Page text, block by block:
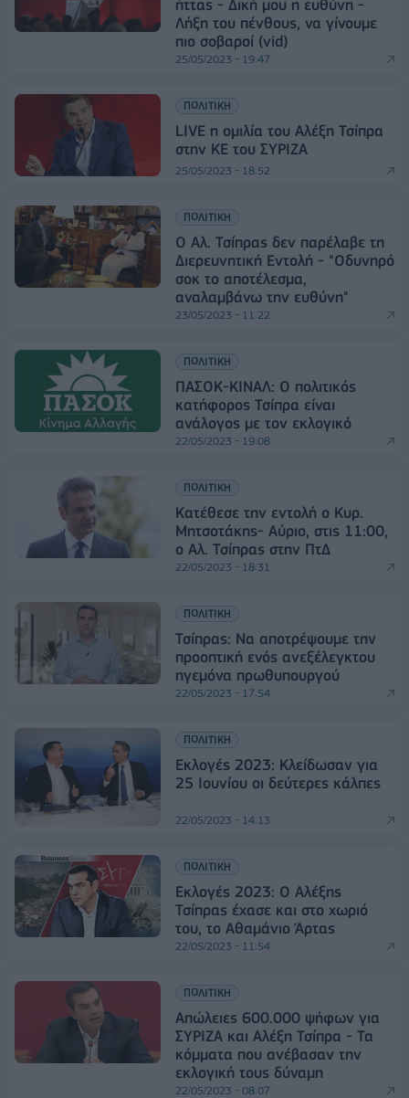
ήττας - Δική μου η ευθύνη -
Λήξη του πένθους, να γίνουμε
πιο σοβαροί (vid)
25/05/2023 - 19:47
ΠΟΛΙΤΙΚΗ
LIVE η ομιλία του Αλέξη Τσίπρα
στην ΚΕ του ΣΥΡΙΖΑ
25/05/2023 - 18:52
ΠΟΛΙΤΙΚΗ
Ο Αλ. Τσίπρας δεν παρέλαβε τη
Διερευνητική Εντολή - "Οδυνηρό
σοκ το αποτέλεσμα,
αναλαμβάνω την ευθύνη"
23/05/2023 - 11:22
ΠΟΛΙΤΙΚΗ
ΠΑΣΟΚ-ΚΙΝΑΛ: Ο πολιτικός
κατήφορος Τσίπρα είναι
ανάλογος με τον εκλογικό
22/05/2023 - 19:08
ΠΟΛΙΤΙΚΗ
Κατέθεσε την εντολή ο Κυρ.
Μητσοτάκης- Αύριο, στις 11:00,
ο Αλ. Τσίπρας στην ΠτΔ
22/05/2023 - 18:31
ΠΟΛΙΤΙΚΗ
Τσίπρας: Να αποτρέψουμε την
προοπτική ενός ανεξέλεγκτου
ηγεμόνα πρωθυπουργού
22/05/2023 - 17:54
ΠΟΛΙΤΙΚΗ
Εκλογές 2023: Κλείδωσαν για
25 Ιουνίου οι δεύτερες κάλπες
22/05/2023 - 14:13
ΠΟΛΙΤΙΚΗ
Εκλογές 2023: Ο Αλέξης
Τσίπρας έχασε και στο χωριό
του, το Αθαμάνιο Άρτας
22/05/2023 - 11:54
ΠΟΛΙΤΙΚΗ
Απώλειες 600.000 ψήφων για
ΣΥΡΙΖΑ και Αλέξη Τσίπρα - Τα
κόμματα που ανέβασαν την
εκλογική τους δύναμη
22/05/2023 - 08:07